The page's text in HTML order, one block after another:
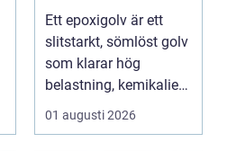
snygg design i
samma lösning
Ett epoxigolv är ett
slitstarkt, sömlöst golv
som klarar hög
belastning, kemikalier
och väta utan at...
01 augusti 2026